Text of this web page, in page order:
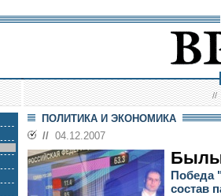
//
ПОЛИТИКА И ЭКОНОМИКА
// 04.12.2007
Победа
состав